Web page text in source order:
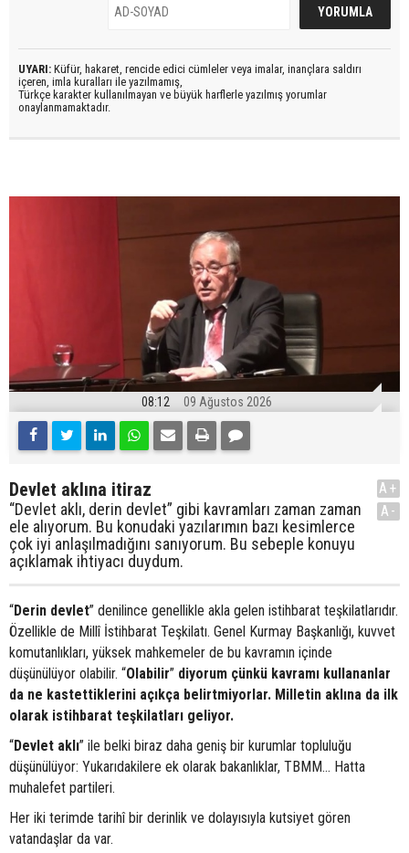
UYARI: Küfür, hakaret, rencide edici cümleler veya imalar, inançlara saldırı
içeren, imla kuralları ile yazılmamış,
Türkçe karakter kullanılmayan ve büyük harflerle yazılmış yorumlar
onaylanmamaktadır.
08:12 09 Ağustos 2026
Devlet aklına itiraz
“Devlet aklı, derin devlet” gibi kavramları zaman zaman
ele alıyorum. Bu konudaki yazılarımın bazı kesimlerce
çok iyi anlaşılmadığını sanıyorum. Bu sebeple konuyu
açıklamak ihtiyacı duydum.
A+
A-
“Derin devlet” denilince genellikle akla gelen istihbarat teşkilatlarıdır.
Özellikle de Millî İstihbarat Teşkilatı. Genel Kurmay Başkanlığı, kuvvet
komutanlıkları, yüksek mahkemeler de bu kavramın içinde
düşünülüyor olabilir. “Olabilir” diyorum çünkü kavramı kullananlar
da ne kastettiklerini açıkça belirtmiyorlar. Milletin aklına da ilk
olarak istihbarat teşkilatları geliyor.
“Devlet aklı” ile belki biraz daha geniş bir kurumlar topluluğu
düşünülüyor: Yukarıdakilere ek olarak bakanlıklar, TBMM… Hatta
muhalefet partileri.
Her iki terimde tarihî bir derinlik ve dolayısıyla kutsiyet gören
vatandaşlar da var.